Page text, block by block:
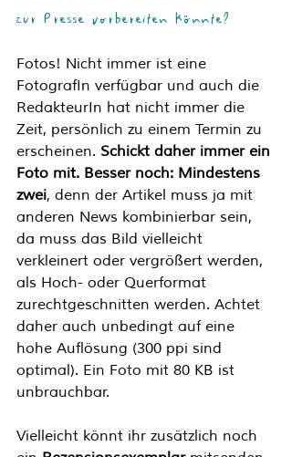
zur Presse vorbereiten könnte?
Fotos! Nicht immer ist eine
FotografIn verfügbar und auch die
RedakteurIn hat nicht immer die
Zeit, persönlich zu einem Termin zu
erscheinen. Schickt daher immer ein
Foto mit. Besser noch: Mindestens
zwei, denn der Artikel muss ja mit
anderen News kombinierbar sein,
da muss das Bild vielleicht
verkleinert oder vergrößert werden,
als Hoch- oder Querformat
zurechtgeschnitten werden. Achtet
daher auch unbedingt auf eine
hohe Auflösung (300 ppi sind
optimal). Ein Foto mit 80 KB ist
unbrauchbar.
Vielleicht könnt ihr zusätzlich noch